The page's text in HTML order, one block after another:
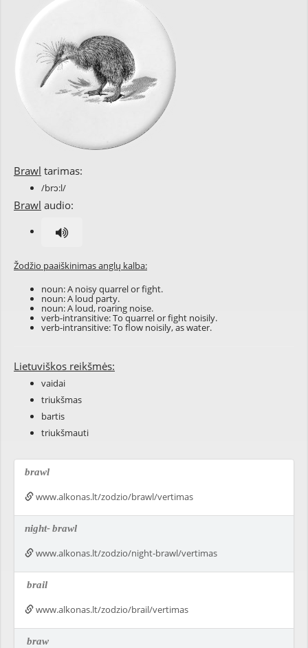
Brawl tarimas:
/brɔ:l/
Brawl audio:
Žodžio paaiškinimas anglų kalba:
noun: A noisy quarrel or fight.
noun: A loud party.
noun: A loud, roaring noise.
verb-intransitive: To quarrel or fight noisily.
verb-intransitive: To flow noisily, as water.
Lietuviškos reikšmės:
vaidai
triukšmas
bartis
triukšmauti
brawl
www.alkonas.lt/zodzio/brawl/vertimas
night-brawl
www.alkonas.lt/zodzio/night-brawl/vertimas
brail
www.alkonas.lt/zodzio/brail/vertimas
braw